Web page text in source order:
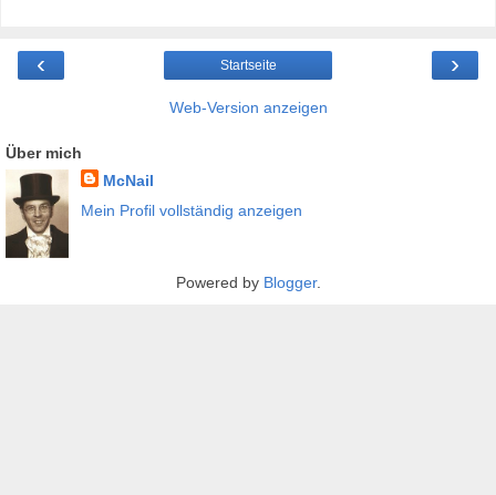
‹ ›
Startseite
Web-Version anzeigen
Über mich
McNail
Mein Profil vollständig anzeigen
Powered by Blogger.